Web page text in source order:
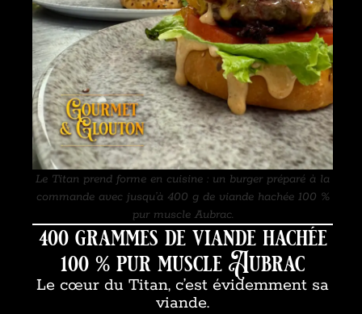
Le Titan prend forme en cuisine : un burger préparé à la
commande avec jusqu’à 400 g de viande hachée 100 %
pur muscle Aubrac.
400 grammes de viande hachée
100 % pur muscle Aubrac
Le cœur du Titan, c’est évidemment sa
viande.